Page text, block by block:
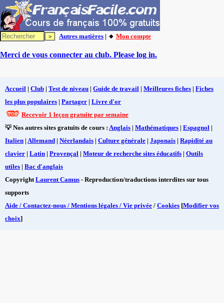
Autres matières | 🔸 Mon compte
Merci de vous connecter au club. Please log in.
Accueil | Club | Test de niveau | Guide de travail | Meilleures fiches | Fiches
les plus populaires | Partager | Livre d'or
Recevoir 1 leçon gratuite par semaine
💡 Nos autres sites gratuits de cours : Anglais | Mathématiques | Espagnol |
Italien | Allemand | Néerlandais | Culture générale | Japonais | Rapidité au
clavier | Latin | Provençal | Moteur de recherche sites éducatifs | Outils
utiles | Bac d'anglais
CopyrightLaurent Camus - Reproduction/traductions interdites sur tous
supports
Aide / Contactez-nous / Mentions légales / Vie privée / Cookies [Modifier vos
choix]